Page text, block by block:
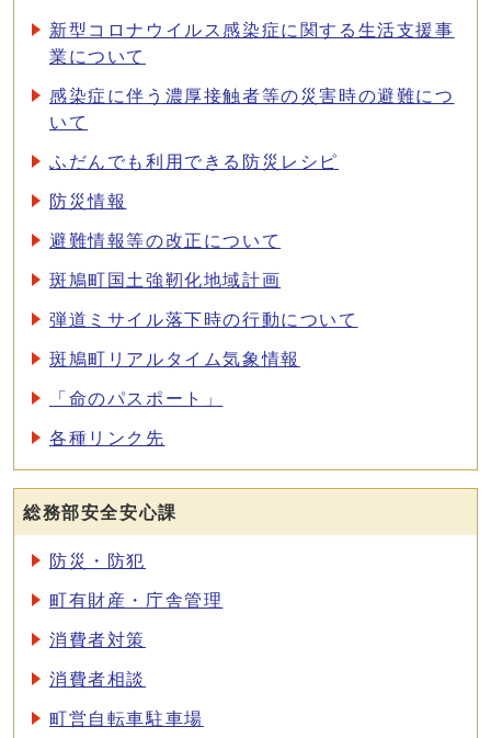
新型コロナウイルス感染症に関する生活支援事
業について
感染症に伴う濃厚接触者等の災害時の避難につ
いて
ふだんでも利用できる防災レシピ
防災情報
避難情報等の改正について
斑鳩町国土強靭化地域計画
弾道ミサイル落下時の行動について
斑鳩町リアルタイム気象情報
「命のパスポート」
各種リンク先
総務部安全安心課
防災・防犯
町有財産・庁舎管理
消費者対策
消費者相談
町営自転車駐車場